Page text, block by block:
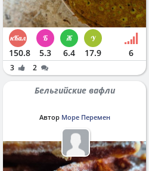
150.8 5.3 6.4 17.9 6
3 2
Бельгийские вафли
Автор Море Перемен